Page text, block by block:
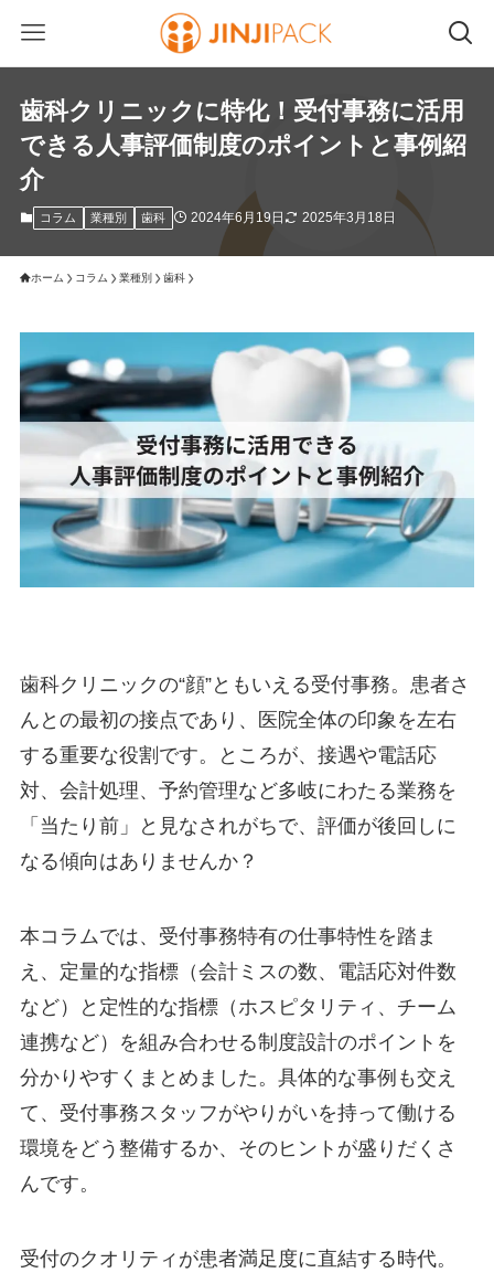
歯科クリニックに特化！受付事務に活用
できる人事評価制度のポイントと事例紹
介
コラム 業種別 歯科 2024年6月19日 2025年3月18日
ホーム コラム 業種別 歯科
歯科クリニックの“顔”ともいえる受付事務。患者さ
んとの最初の接点であり、医院全体の印象を左右
する重要な役割です。ところが、接遇や電話応
対、会計処理、予約管理など多岐にわたる業務を
「当たり前」と見なされがちで、評価が後回しに
なる傾向はありませんか？
本コラムでは、受付事務特有の仕事特性を踏ま
え、定量的な指標（会計ミスの数、電話応対件数
など）と定性的な指標（ホスピタリティ、チーム
連携など）を組み合わせる制度設計のポイントを
分かりやすくまとめました。具体的な事例も交え
て、受付事務スタッフがやりがいを持って働ける
環境をどう整備するか、そのヒントが盛りだくさ
んです。
受付のクオリティが患者満足度に直結する時代。